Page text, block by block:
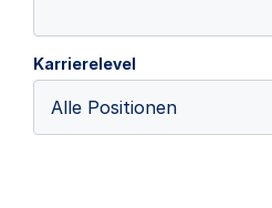
Karrierelevel
Alle Positionen